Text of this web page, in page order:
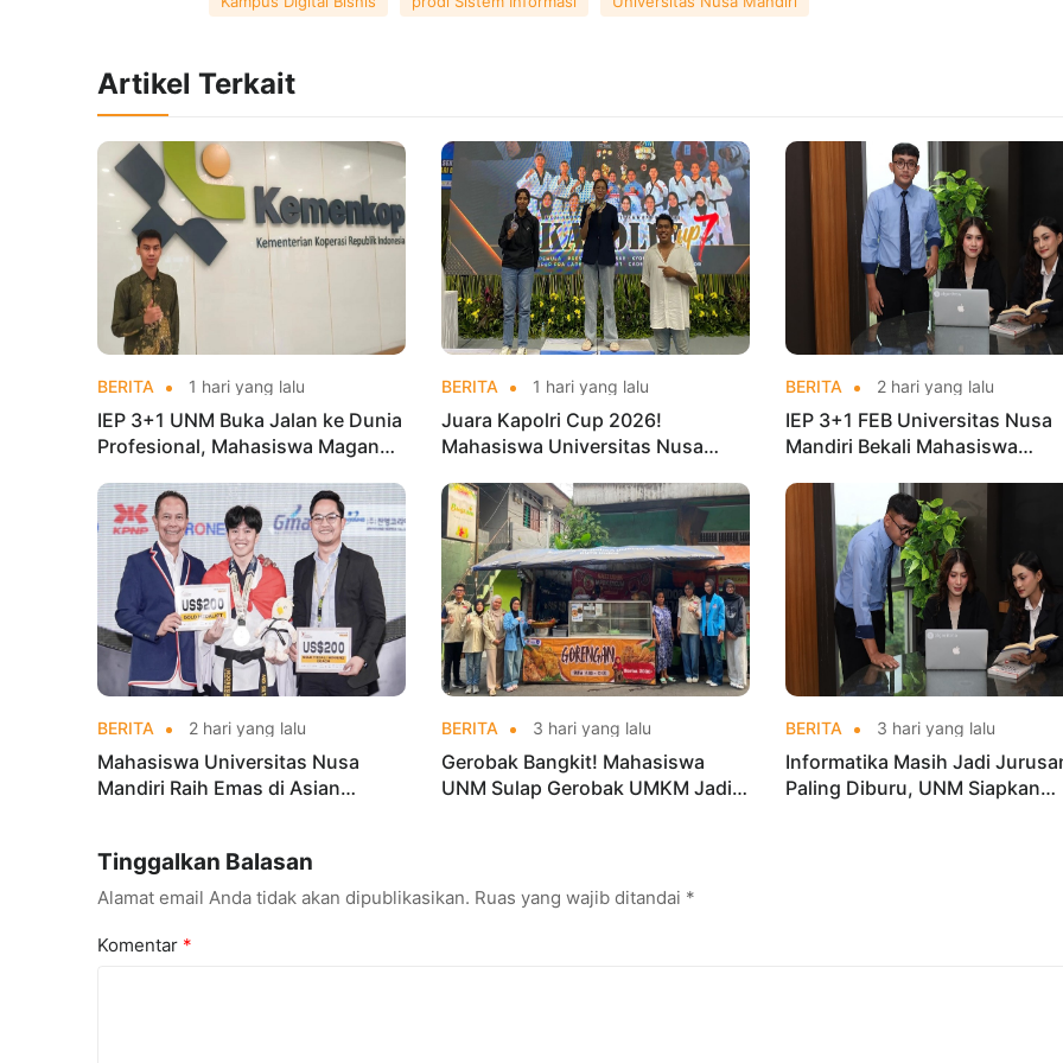
Artikel Terkait
BERITA 1 hari yang lalu
IEP 3+1 UNM Buka Jalan ke Dunia
Profesional, Mahasiswa Magang
BERITA 1 hari yang lalu
Juara Kapolri Cup 2026!
Mahasiswa Universitas Nusa
di Kejurnas Taekwondo
BERITA 2 hari yang lalu
IEP 3+1 FEB Universitas Nusa
Mandiri Bekali Mahasiswa
BERITA 2 hari yang lalu
Mahasiswa Universitas Nusa
Mandiri Raih Emas di Asian
BERITA 3 hari yang lalu
Gerobak Bangkit! Mahasiswa
UNM Sulap Gerobak UMKM Jadi
BERITA 3 hari yang lalu
Informatika Masih Jadi
Paling Diburu, UNM Siapkan
Tinggalkan Balasan
Alamat email Anda tidak akan dipublikasikan. Ruas yang wajib ditandai *
Komentar *